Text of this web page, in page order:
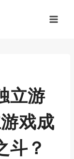
立游
戏成
斗？